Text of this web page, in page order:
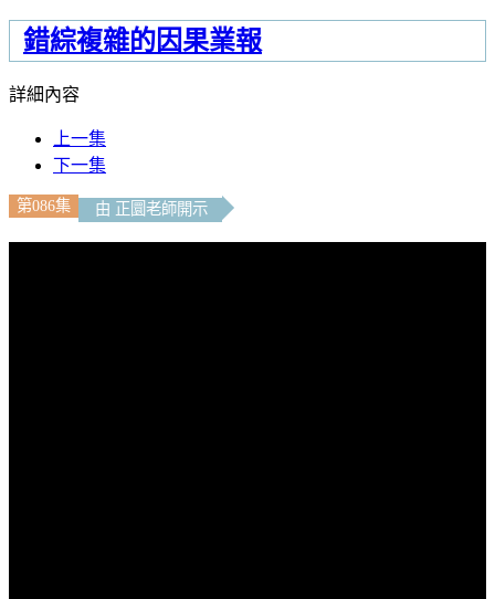
錯綜複雜的因果業報
詳細內容
上一集
下一集
第086集 由 正圜老師開示